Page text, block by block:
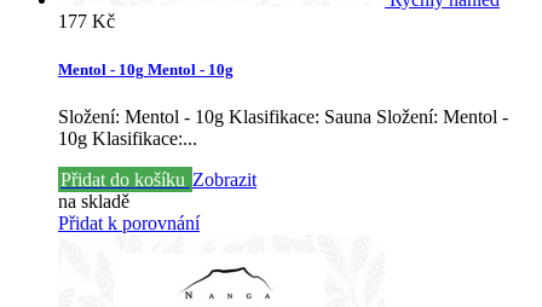
177 Kč
Mentol - 10g Mentol - 10g
Složení: Mentol - 10g Klasifikace: Sauna Složení: Mentol -
10g Klasifikace:...
Přidat do košíku Zobrazit
na skladě
Přidat k porovnání